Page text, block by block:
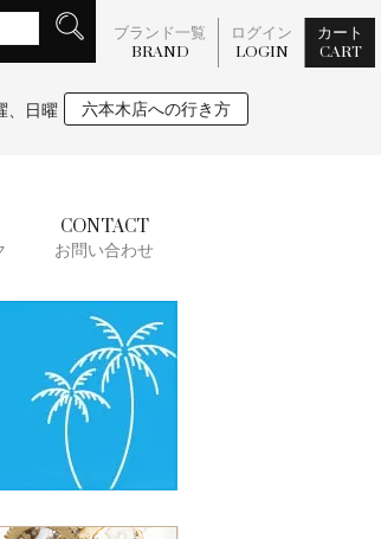
ブランド一覧
BRAND
ログイン
LOGIN
カート
CART
、日曜 六本木店への行き方
CONTACT
お問い合わせ